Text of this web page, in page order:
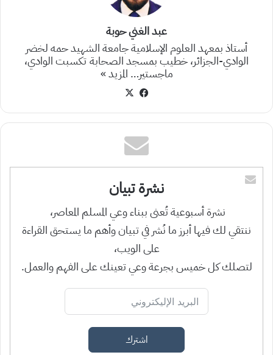
عبد الغني حوبة
أستاذ بمعهد العلوم الإسلامية جامعة الشهيد حمه لخضر
الوادي-الجزائر، خطيب بمسجد الصحابة تكسبت الوادي،
ماجستير… المزيد »
فيسبوك
نشرة تبيان
نشرة أسبوعية تُعنى ببناء وعي المسلم المعاصر،
ننتقي لك فيها أبرز ما نُشر في تبيان وأهم ما يستحق القراءة
على الويب،
لتصلك كل خميس بجرعة وعي تعينك على الفهم والعمل.
اشترك